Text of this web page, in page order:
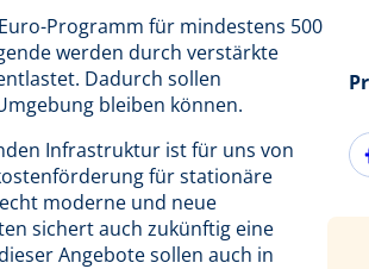
Programm für mindestens 500
werden durch verstärkte
Dadurch sollen
bleiben können.
Infrastruktur ist für uns von
für stationäre
moderne und neue
sichert auch zukünftig eine
Angebote sollen auch in
F
a